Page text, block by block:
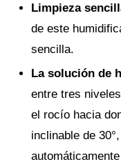
Limpieza
de este
sencilla.
La solución de
entre tres
el rocío hacia
inclinable de